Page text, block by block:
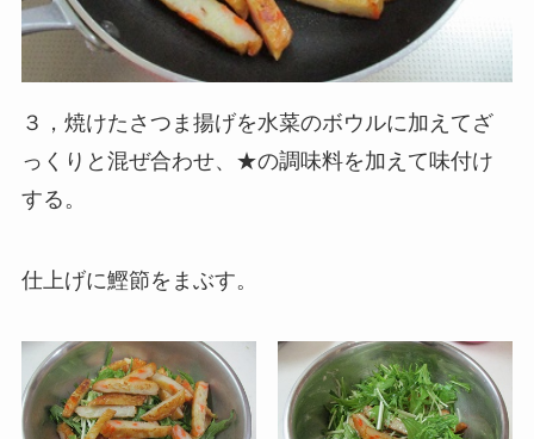
３，焼けたさつま揚げを水菜のボウルに加えてざ
っくりと混ぜ合わせ、★の調味料を加えて味付け
する。
仕上げに鰹節をまぶす。